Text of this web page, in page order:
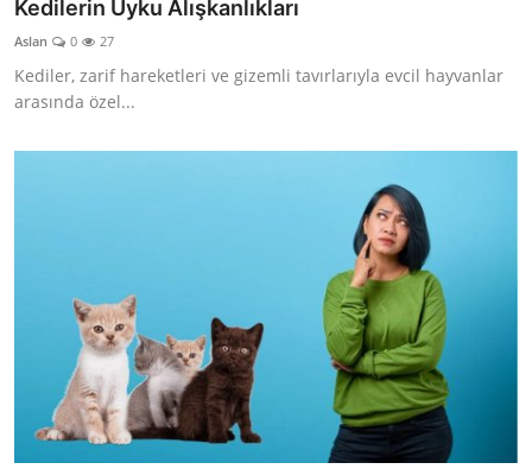
Kedilerin Uyku Alışkanlıkları
Aslan 0 27
Kediler, zarif hareketleri ve gizemli tavırlarıyla evcil hayvanlar
arasında özel...